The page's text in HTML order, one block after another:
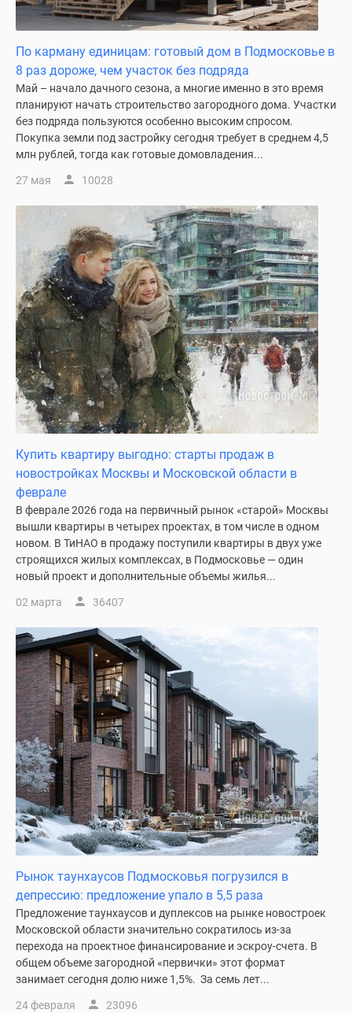
места
Апартаменты
#траншевая
ипотека
#рассрочка
ИТ-
ипотека
Квартиры
скидками
новостроек
Субсидированная
застройщиком
Rutube
Поиск
дома
Москве
Программа
Москве
Новостройки
премиум-
класса
Новостройки
бизнес-
класса
Траншевая
ипотека
Дома
коттеджи
Коттеджные
поселки
Новой
Москве
Готовые
коттеджные
поселки
Строящиеся
коттеджные
поселки
Коттеджные
поселки
По карману единицам: готовый дом в Подмосковье в
8 раз дороже, чем участок без подряда
Май – начало дачного сезона, а многие именно в это время
планируют начать строительство загородного дома. Участки
без подряда пользуются особенно высоким спросом.
Покупка земли под застройку сегодня требует в среднем 4,5
млн рублей, тогда как готовые домовладения...
27 мая 10028
Купить квартиру выгодно: старты продаж в
новостройках Москвы и Московской области в
феврале
В феврале 2026 года на первичный рынок «старой» Москвы
вышли квартиры в четырех проектах, в том числе в одном
новом. В ТиНАО в продажу поступили квартиры в двух уже
строящихся жилых комплексах, в Подмосковье — один
новый проект и дополнительные объемы жилья...
02 марта 36407
Рынок таунхаусов Подмосковья погрузился в
депрессию: предложение упало в 5,5 раза
Предложение таунхаусов и дуплексов на рынке новостроек
Московской области значительно сократилось из-за
перехода на проектное финансирование и эскроу-счета. В
общем объеме загородной «первички» этот формат
занимает сегодня долю ниже 1,5%. За семь лет...
24 февраля 23096